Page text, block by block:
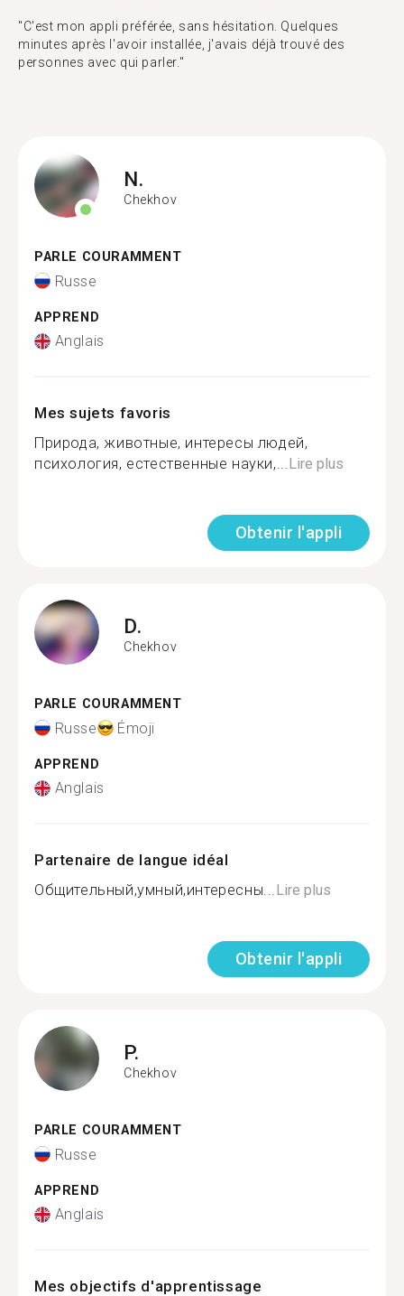
"C'est mon appli préférée, sans hésitation. Quelques
minutes après l'avoir installée, j'avais déjà trouvé des
personnes avec qui parler."
N.
Chekhov
PARLE COURAMMENT
Russe
APPREND
Anglais
Mes sujets favoris
Природа, животные, интересы людей,
психология, естественные науки,...Lire plus
Obtenir l'appli
D.
Chekhov
PARLE COURAMMENT
Russe Émoji
APPREND
Anglais
Partenaire de langue idéal
Общительный,умный,интересны...Lire plus
Obtenir l'appli
P.
Chekhov
PARLE COURAMMENT
Russe
APPREND
Anglais
Mes objectifs d'apprentissage